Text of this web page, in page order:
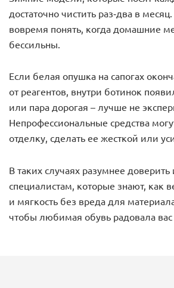
достаточно чистить раз-два в
вовремя понять, когда домашние
бессильны.
Если белая опушка на сапогах
от реагентов, внутри ботинок
или пара дорогая – лучше не
Непрофессиональные средства
отделку, сделать ее жесткой или
В таких случаях разумнее
специалистам, которые знают, как
и мягкость без вреда для
чтобы любимая обувь радовала вас